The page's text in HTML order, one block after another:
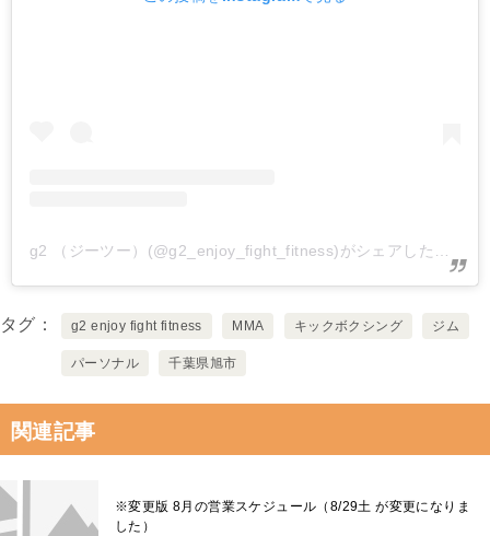
g2 （ジーツー）(@g2_enjoy_fight_fitness)がシェアした投稿
タグ g2 enjoy fight fitness MMA キックボクシング ジム
パーソナル 千葉県旭市
関連記事
※変更版 8月の営業スケジュール（8/29土 が変更になりま
した）